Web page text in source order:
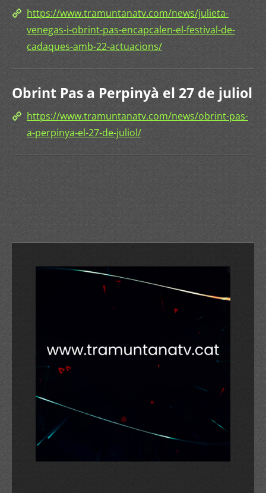
https://www.tramuntanatv.com/news/julieta-
venegas-i-obrint-pas-encapcalen-el-festival-de-
cadaques-amb-22-actuacions/
Obrint Pas a Perpinyà el 27 de juliol
https://www.tramuntanatv.com/news/obrint-pas-
a-perpinya-el-27-de-juliol/